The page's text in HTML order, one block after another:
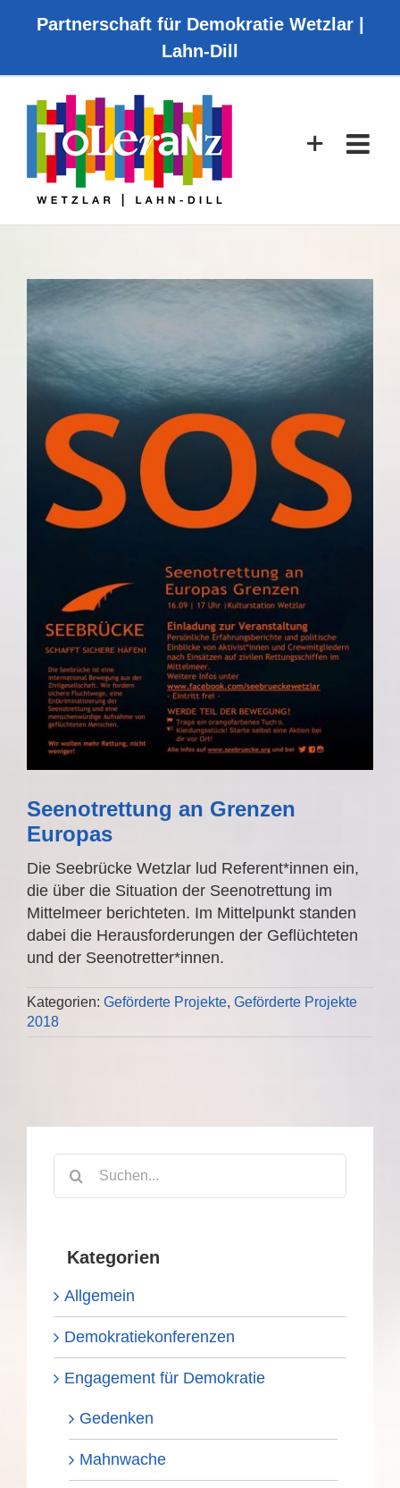
InhaltPartnerschaft für Demokratie Wetzlar |
Lahn-Dill
grösseres
Bild
Seenotrettung an Grenzen
Europas
Die Seebrücke Wetzlar lud Referent*innen ein,
die über die Situation der Seenotrettung im
Mittelmeer berichteten. Im Mittelpunkt standen
dabei die Herausforderungen der Geflüchteten
und der Seenotretter*innen.
Kategorien: Geförderte Projekte, Geförderte Projekte
2018
nach:
Kategorien
Allgemein
Demokratiekonferenzen
Engagement für Demokratie
Gedenken
Mahnwache